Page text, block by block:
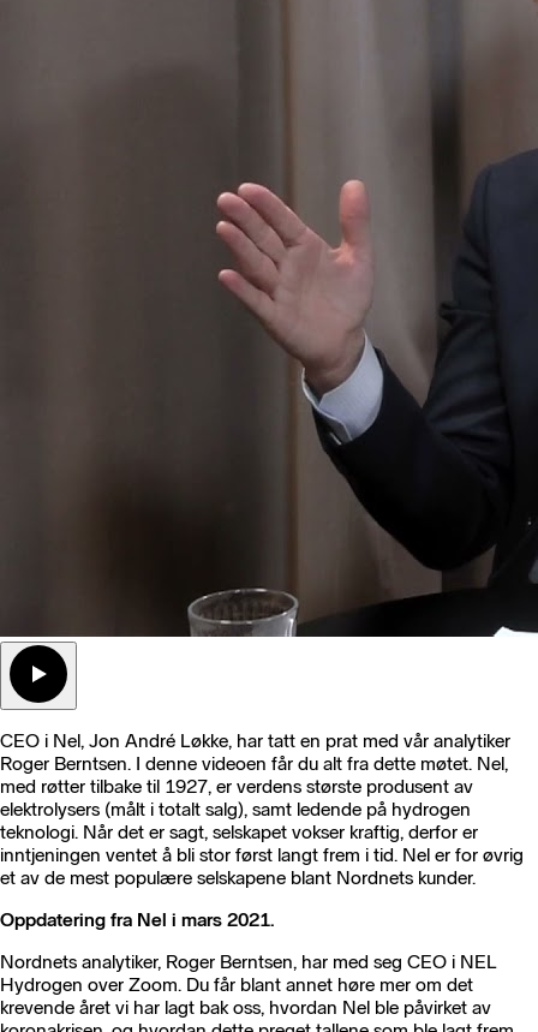
CEO i Nel, Jon André Løkke, har tatt en prat med vår analytiker
Roger Berntsen. I denne videoen får du alt fra dette møtet. Nel,
med røtter tilbake til 1927, er verdens største produsent av
elektrolysers (målt i totalt salg), samt ledende på hydrogen
teknologi. Når det er sagt, selskapet vokser kraftig, derfor er
inntjeningen ventet å bli stor først langt frem i tid. Nel er for øvrig
et av de mest populære selskapene blant Nordnets kunder.
Oppdatering fra Nel i mars 2021.
Nordnets analytiker, Roger Berntsen, har med seg CEO i NEL
Hydrogen over Zoom. Du får blant annet høre mer om det
krevende året vi har lagt bak oss, hvordan Nel ble påvirket av